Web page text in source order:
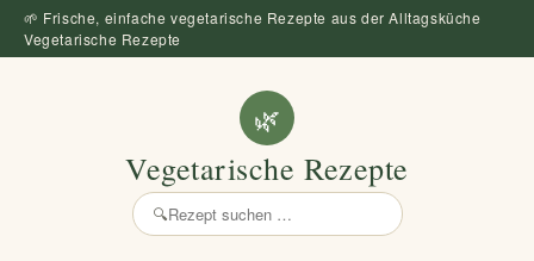
🌱 Frische, einfache vegetarische Rezepte aus der Alltagsküche
Vegetarische Rezepte
🌿
Vegetarische Rezepte
🔍
Rezept